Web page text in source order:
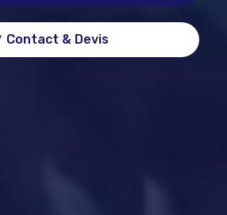
Contact & Devis